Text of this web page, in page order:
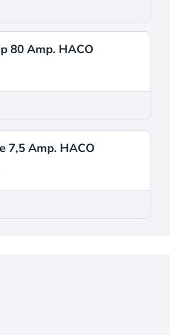
80 Amp. HACO
7,5 Amp. HACO